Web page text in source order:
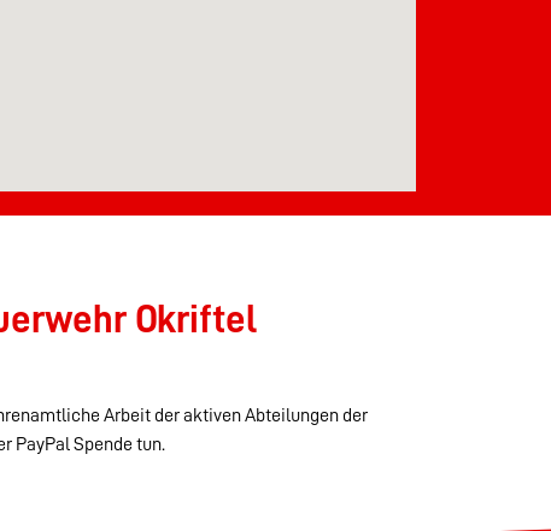
Okriftel
Arbeit der aktiven Abteilungen der
PayPal Spende tun.